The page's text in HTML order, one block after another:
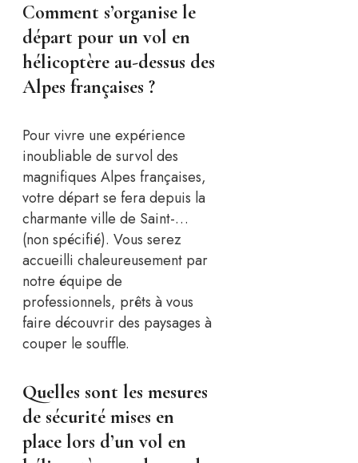
Comment s’organise le
départ pour un vol en
hélicoptère au-dessus des
Alpes françaises ?
Pour vivre une expérience
inoubliable de survol des
magnifiques Alpes françaises,
votre départ se fera depuis la
charmante ville de Saint-…
(non spécifié). Vous serez
accueilli chaleureusement par
notre équipe de
professionnels, prêts à vous
faire découvrir des paysages à
couper le souffle.
Quelles sont les mesures
de sécurité mises en
place lors d’un vol en